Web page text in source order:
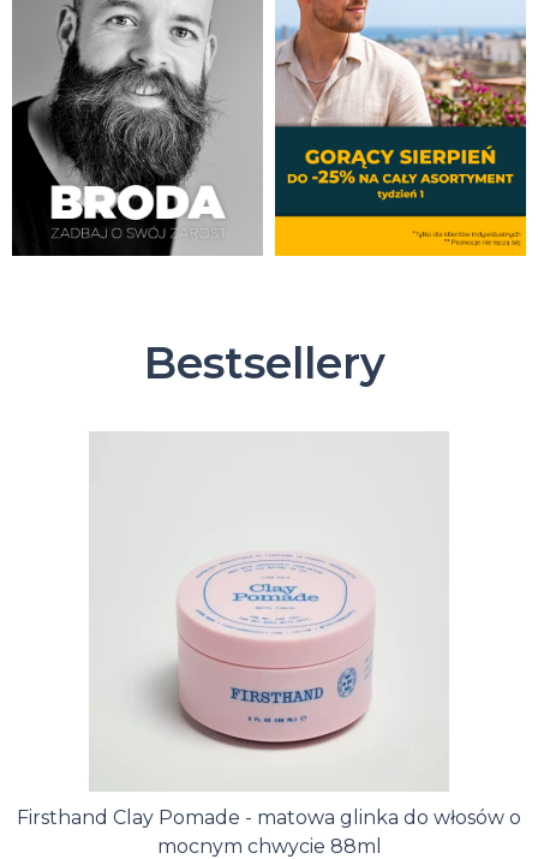
Bestsellery
Firsthand Clay Pomade - matowa glinka do włosów o
mocnym chwycie 88ml